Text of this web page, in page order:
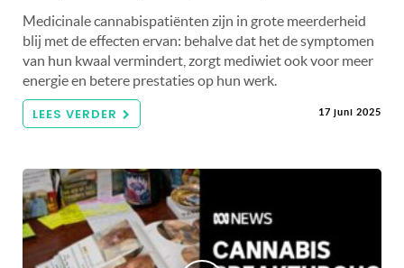
Medicinale cannabispatiënten zijn in grote meerderheid
blij met de effecten ervan: behalve dat het de symptomen
van hun kwaal vermindert, zorgt mediwiet ook voor meer
energie en betere prestaties op hun werk.
LEES VERDER 17 juni 2025